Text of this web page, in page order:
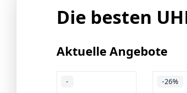
Die besten
Aktuelle Angebote
- -26%